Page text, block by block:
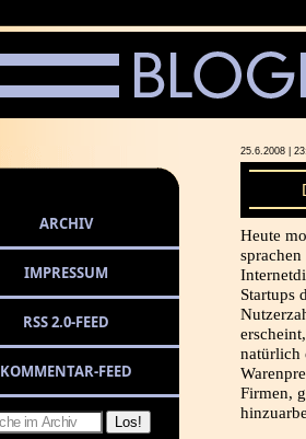
25.6.2008 |
Heute
Startups
natürlich
Firmen,
ARCHIV
IMPRESSUM
RSS 2.0-FEED
KOMMENTAR-FEED